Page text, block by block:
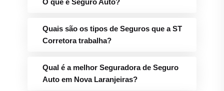
O que é Seguro Auto?
Quais são os tipos de Seguros que a ST
Corretora trabalha?
Qual é a melhor Seguradora de Seguro
Auto em Nova Laranjeiras?